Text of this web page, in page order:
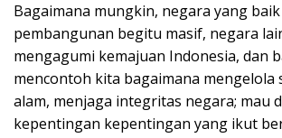
Bagaimana mungkin, negara yang
pembangunan begitu masif, negara
mengagumi kemajuan Indonesia, dan
mencontoh kita bagaimana mengelola
alam, menjaga integritas negara; mau
kepentingan kepentingan yang ikut